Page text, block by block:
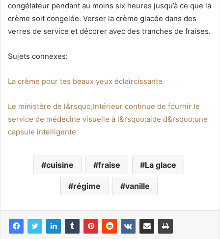
congélateur pendant au moins six heures jusqu’à ce que la
crème soit congelée. Verser la crème glacée dans des
verres de service et décorer avec des tranches de fraises.
Sujets connexes:
La crème pour tes beaux yeux éclaircissante
Le ministère de l&rsquo;Intérieur continue de fournir le
service de médecine visuelle à l&rsquo;aide d&rsquo;une
capsule intelligente
cuisine fraise La glace
régime vanille